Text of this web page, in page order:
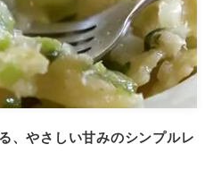
、やさしい甘みのシンプルレ